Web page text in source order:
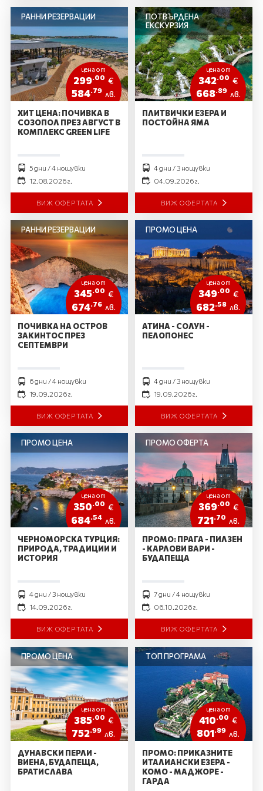
РАННИ РЕЗЕРВАЦИИ
цена от
299 .00 €
584.79 лв.
ХИТ ЦЕНА: ПОЧИВКА В
СОЗОПОЛ ПРЕЗ АВГУСТ В
КОМПЛЕКС GREEN LIFE
5 дни / 4 нощувки
12.08.2026 г.
ВИЖ ОФЕРТАТА
ПОТВЪРДЕНА
ЕКСКУРЗИЯ
цена от
342 .00 €
668.89 лв.
ПЛИТВИЧКИ ЕЗЕРА И
ПОСТОЙНА ЯМА
4 дни / 3 нощувки
04.09.2026 г.
ВИЖ ОФЕРТАТА
РАННИ РЕЗЕРВАЦИИ
цена от
345.00 €
674 .76 лв.
ПОЧИВКА НА ОСТРОВ
ЗАКИНТОС ПРЕЗ
СЕПТЕМВРИ
6 дни / 4 нощувки
19.09.2026 г.
ВИЖ ОФЕРТАТА
ПРОМО ЦЕНА
цена от
349.00 €
682 .58 лв.
АТИНА - СОЛУН -
ПЕЛОПОНЕС
4 дни / 3 нощувки
19.09.2026 г.
ВИЖ ОФЕРТАТА
ПРОМО ЦЕНА
цена от
350.00 €
684.54 лв.
ЧЕРНОМОРСКА ТУРЦИЯ:
ПРИРОДА, ТРАДИЦИИ И
ИСТОРИЯ
4 дни / 3 нощувки
14.09.2026 г.
ВИЖ ОФЕРТАТА
ПРОМО ОФЕРТА
цена от
369.00 €
721.70 лв.
ПРОМО: ПРАГА - ПИЛЗЕН
- КАРЛОВИ ВАРИ -
БУДАПЕЩА
7 дни / 4 нощувки
06.10.2026 г.
ВИЖ ОФЕРТАТА
ПРОМО ЦЕНА
цена от
385 .00 €
752.99 лв.
ДУНАВСКИ ПЕРЛИ -
ВИЕНА, БУДАПЕЩА,
БРАТИСЛАВА
ТОП ПРОГРАМА
цена от
410 .00 €
801.89 лв.
ПРОМО: ПРИКАЗНИТЕ
ИТАЛИАНСКИ ЕЗЕРА -
КОМО - МАДЖОРЕ -
ГАРДА